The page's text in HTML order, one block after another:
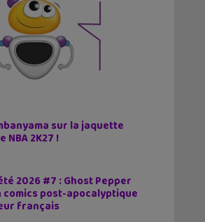
sur la jaquette
NBA 2K27 !
2026 #7 : Ghost Pepper
comics post-apocalyptique
français